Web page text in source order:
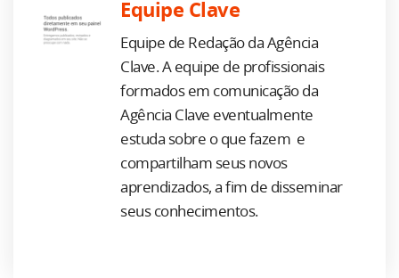
Equipe Clave
Equipe de Redação da Agência
Clave. A equipe de profissionais
formados em comunicação da
Agência Clave eventualmente
estuda sobre o que fazem e
compartilham seus novos
aprendizados, a fim de disseminar
seus conhecimentos.